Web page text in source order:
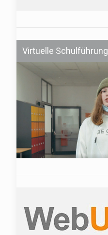
Virtuelle Schulführung